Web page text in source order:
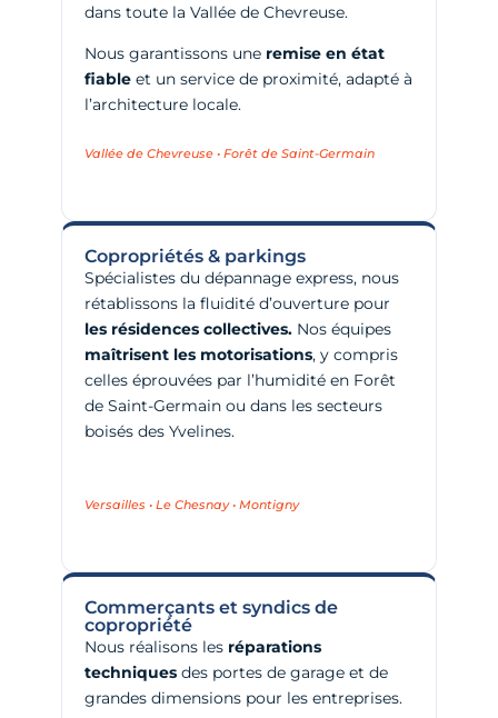
dans toute la Vallée de Chevreuse.
Nous garantissons une remise en état
fiableet un service de proximité, adapté à
l’architecture locale.
Vallée de Chevreuse • Forêt de Saint-Germain
Copropriétés & parkings
Spécialistes du dépannage express, nous
rétablissons la fluidité d’ouverture pour
les résidences collectives. Nos équipes
maîtrisent les motorisations, y compris
celles éprouvées par l’humidité en Forêt
de Saint-Germain ou dans les secteurs
boisés des Yvelines.
Versailles • Le Chesnay • Montigny
Commerçants et syndics de
copropriété
Nous réalisons les réparations
techniquesdes portes de garage et de
grandes dimensions pour les entreprises.